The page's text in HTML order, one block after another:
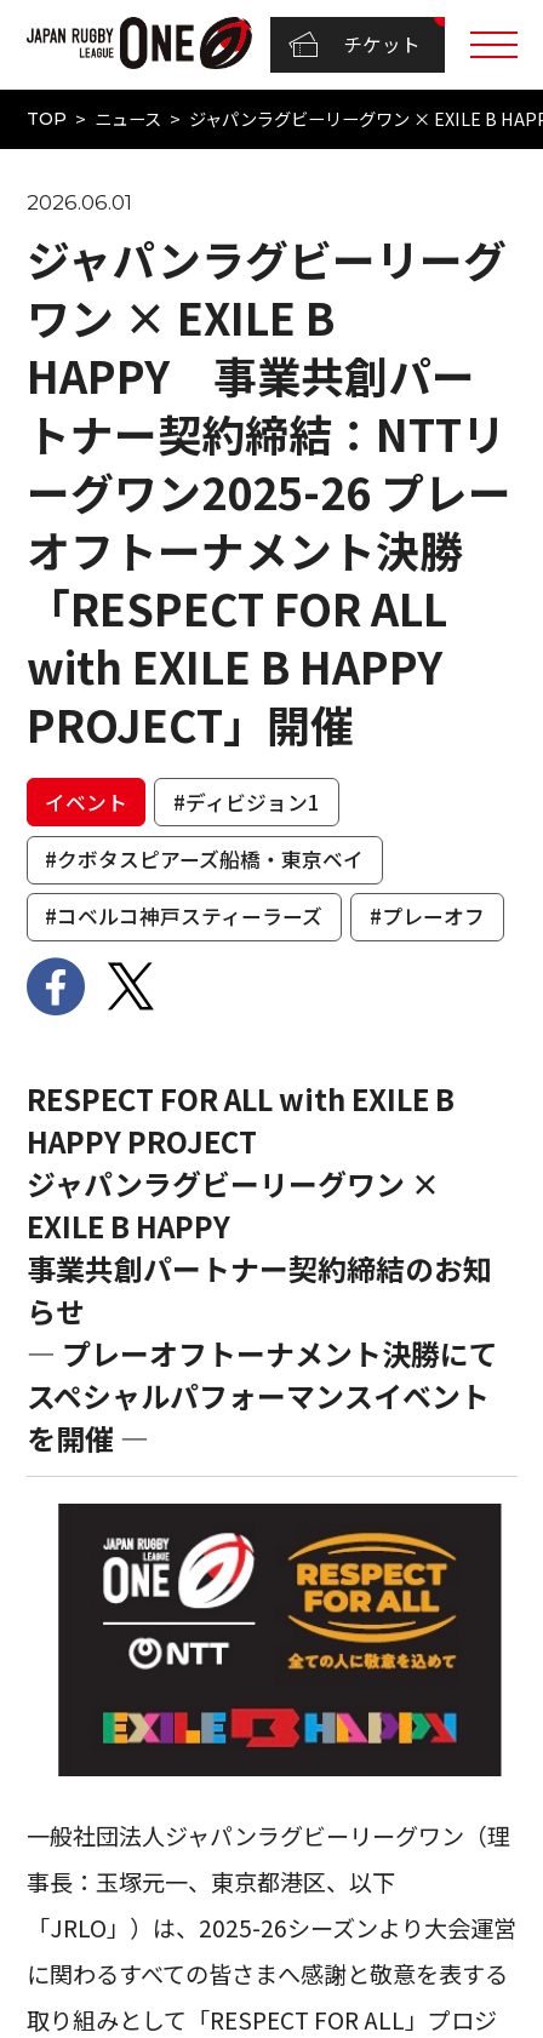
チケット
TOP ニュース ジャパンラグビーリーグワン × EXILE B
2026.06.01
ジャパンラグビーリーグ
ワン × EXILE B
HAPPY 事業共創パー
トナー契約締結：NTTリ
ーグワン2025-26 プレー
オフトーナメント決勝
「RESPECT FOR ALL
with EXILE B HAPPY
PROJECT」開催
イベント
#ディビジョン1
#クボタスピアーズ船橋・東京ベイ
#コベルコ神戸スティーラーズ
#プレーオフ
RESPECT FOR ALL with EXILE B
HAPPY PROJECT
ジャパンラグビーリーグワン ×
EXILE B HAPPY
事業共創パートナー契約締結のお知
らせ
― プレーオフトーナメント決勝にて
スペシャルパフォーマンスイベント
を開催 ―
一般社団法人ジャパンラグビーリーグワン（理
事長：玉塚元一、東京都港区、以下
「JRLO」）は、2025-26シーズンより大会運営
に関わるすべての皆さまへ感謝と敬意を表する
取り組みとして「RESPECT FOR ALL」プロジ